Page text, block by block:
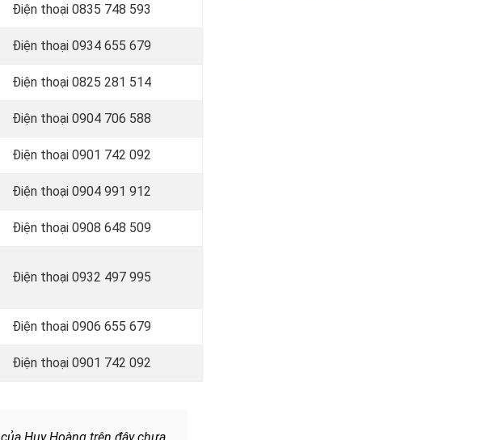
Điện thoại 0835 748 593
Điện thoại 0934 655 679
Điện thoại 0825 281 514
Điện thoại 0904 706 588
Điện thoại 0901 742 092
Điện thoại 0904 991 912
Điện thoại 0908 648 509
Điện thoại 0932 497 995
Điện thoại 0906 655 679
Điện thoại 0901 742 092
của Huy Hoàng trên đây chưa